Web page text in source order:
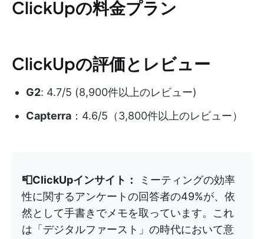
ClickUpの料金プラン
ClickUpの評価とレビュー
G2: 4.7/5 (8,900件以上のレビュー)
Capterra ：4.6/5（3,800件以上のレビュー）
📮ClickUpインサイト：
ミーティングの効率
性に関するアンケートの回答者の49%が、依
然として手書きでメモを取っています。これ
は「デジタルファースト」の時代において意